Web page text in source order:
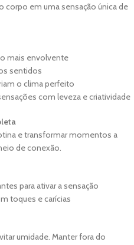
em uma sensação única de
mais envolvente
sentidos
o clima perfeito
com leveza e criatividade
e transformar momentos a
de conexão.
para ativar a sensação
toques e carícias
umidade. Manter fora do